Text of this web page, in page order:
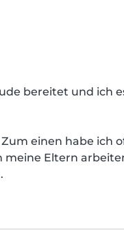
bereitet und ich
einen habe ich
Eltern